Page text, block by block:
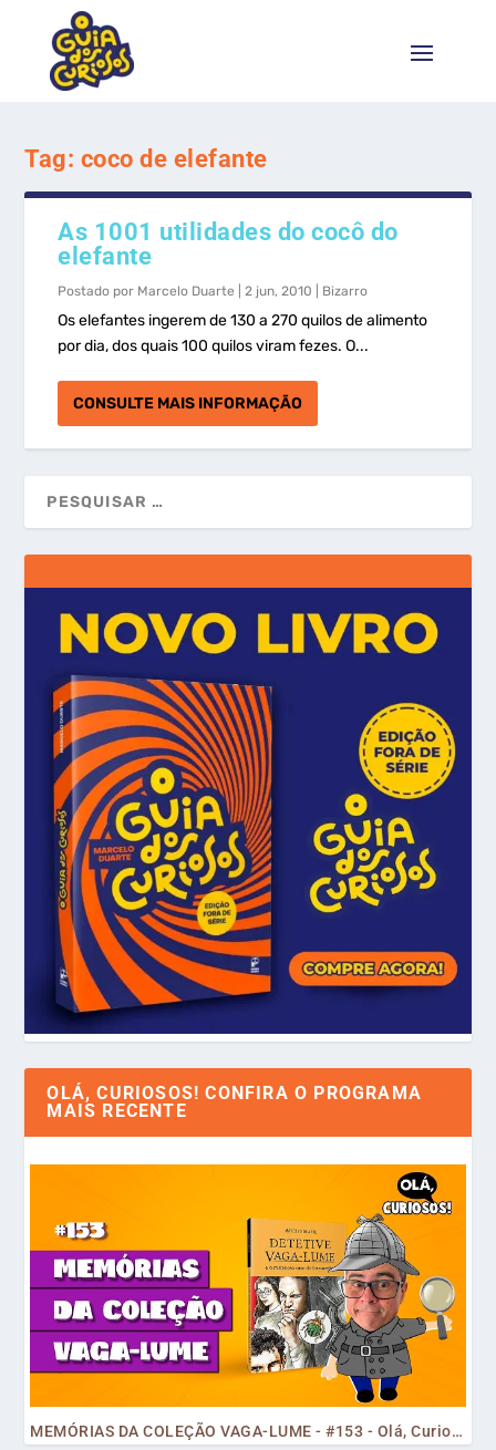
Tag: coco de elefante
As 1001 utilidades do cocô do
elefante
Postado por Marcelo Duarte |2 jun, 2010 Bizarro
Os elefantes ingerem de 130 a 270 quilos de alimento
por dia, dos quais 100 quilos viram fezes. O...
CONSULTE MAIS INFORMAÇÃO
OLÁ, CURIOSOS! CONFIRA O PROGRAMA
MAIS RECENTE
MEMÓRIAS DA COLEÇÃO VAGA-LUME - #153 - Olá, Curiosos! 2023